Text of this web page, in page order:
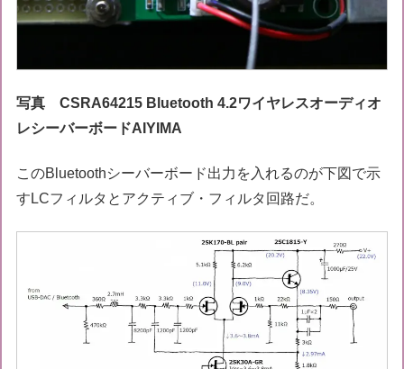
写真 CSRA64215 Bluetooth 4.2ワイヤレスオーディオ
レシーバーボードAIYIMA
このBluetoothシーバーボード出力を入れるのが下図で示
すLCフィルタとアクティブ・フィルタ回路だ。